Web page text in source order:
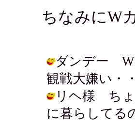
ちなみにW
ダンデー W
観戦大嫌い・
リヘ様 ちょ
に暮らしてる